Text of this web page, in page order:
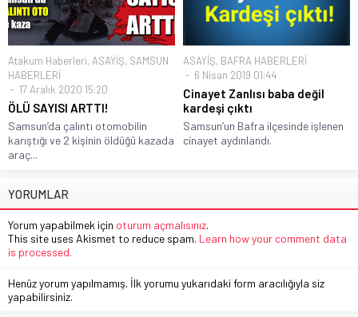
Atakum Haberleri, ASAYİŞ, SAMSUN
HABERLERİ
17 Aralık 2020 15:20
ÖLÜ SAYISI ARTTI!
Samsun’da çalıntı otomobilin
karıştığı ve 2 kişinin öldüğü kazada
araç...
ASAYİŞ, BAFRA HABERLERİ
6 Nisan 2019 01:44
Cinayet Zanlısı baba değil
kardeşi çıktı
Samsun’un Bafra ilçesinde işlenen
cinayet aydınlandı.
YORUMLAR
Yorum yapabilmek için oturum açmalısınız.
This site uses Akismet to reduce spam. Learn how your comment data
is processed.
Henüz yorum yapılmamış. İlk yorumu yukarıdaki form aracılığıyla siz
yapabilirsiniz.